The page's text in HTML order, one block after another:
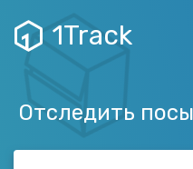
1Track
Отследить